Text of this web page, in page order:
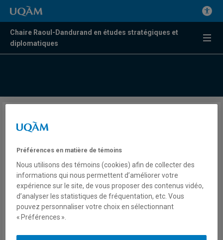
Chaire Raoul-Dandurand en études stratégiques et
diplomatiques
Un shutdown, une première
depuis 2018 aux États-Unis
Romuald Sciora
Télé
BFMTV
Le 18/19 d'Hedwige Chevrillon
Mercredi 1 octobre 2025
Lien externe
Préférences en matière de témoins
Nous utilisons des témoins (cookies) afin de collecter des
informations qui nous permettent d’améliorer votre
expérience sur le site, de vous proposer des contenus vidéo,
d’analyser les statistiques de fréquentation, etc. Vous
pouvez personnaliser votre choix en sélectionnant
« Préférences ».